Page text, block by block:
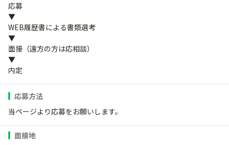
応募
▼
WEB履歴書による書類選考
▼
面接（遠方の方は応相談）
▼
内定
応募方法
当ページより応募をお願いします。
面接地